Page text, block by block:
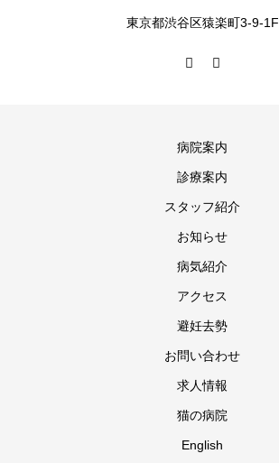
東京都渋谷区猿楽町3-9-1F
病院案内
診療案内
スタッフ紹介
お知らせ
病気紹介
アクセス
避妊去勢
お問い合わせ
求人情報
猫の病院
English